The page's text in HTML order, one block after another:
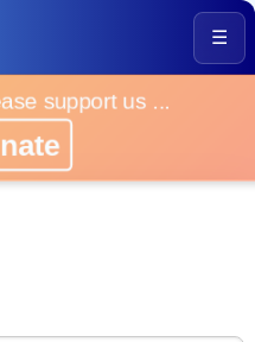
☰
support us ...